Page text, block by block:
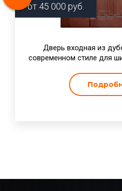
от 45 000 руб.
Дверь входная из
современном стиле для